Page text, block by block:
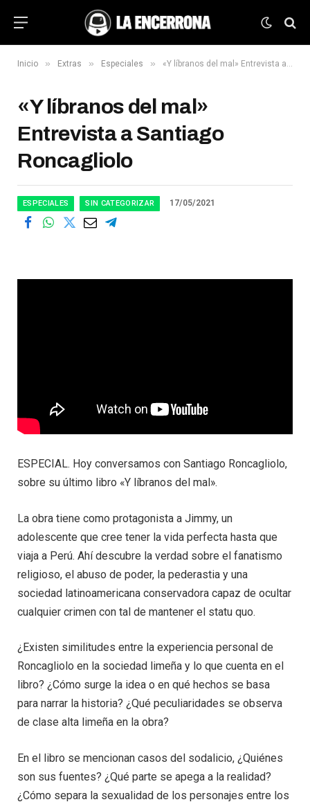
Inicio » Extras » Especiales » «Y líbranos del mal» Entrevista a Santiago Roncagliolo
«Y líbranos del mal»
Entrevista a Santiago
Roncagliolo
ESPECIALES SIN CATEGORIZAR 17/05/2021
ESPECIAL. Hoy conversamos con Santiago Roncagliolo,
sobre su último libro «Y líbranos del mal».
La obra tiene como protagonista a Jimmy, un
adolescente que cree tener la vida perfecta hasta que
viaja a Perú. Ahí descubre la verdad sobre el fanatismo
religioso, el abuso de poder, la pederastia y una
sociedad latinoamericana conservadora capaz de ocultar
cualquier crimen con tal de mantener el statu quo.
¿Existen similitudes entre la experiencia personal de
Roncagliolo en la sociedad limeña y lo que cuenta en el
libro? ¿Cómo surge la idea o en qué hechos se basa
para narrar la historia? ¿Qué peculiaridades se observa
de clase alta limeña en la obra?
En el libro se mencionan casos del sodalicio, ¿Quiénes
son sus fuentes? ¿Qué parte se apega a la realidad?
¿Cómo separa la sexualidad de los personajes entre los